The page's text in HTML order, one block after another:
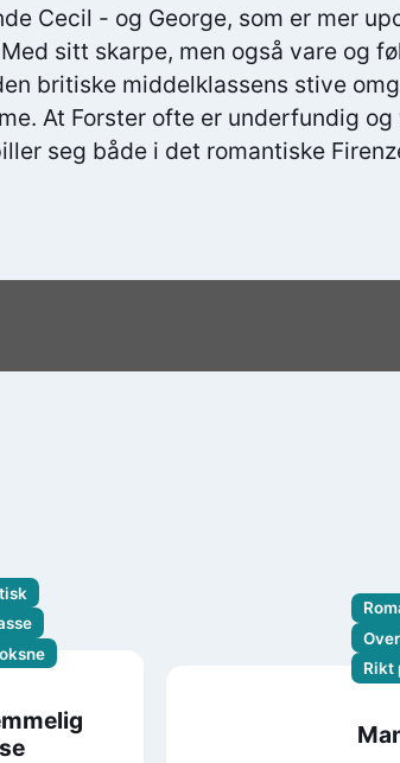
Cecil - og George, som er mer
sitt skarpe, men også vare og
britiske middelklassens stive
At Forster ofte er underfundig
seg både i det romantiske
Rikt